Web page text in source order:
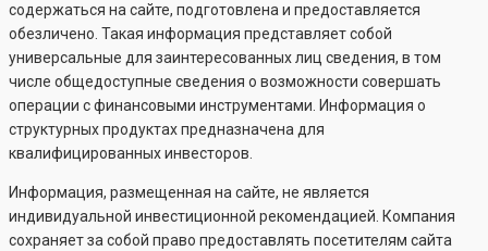
содержаться на сайте, подготовлена и предоставляется
обезличено. Такая информация представляет собой
универсальные для заинтересованных лиц сведения, в том
числе общедоступные сведения о возможности совершать
операции с финансовыми инструментами. Информация о
структурных продуктах предназначена для
квалифицированных инвесторов.
Информация, размещенная на сайте, не является
индивидуальной инвестиционной рекомендацией. Компания
сохраняет за собой право предоставлять посетителям сайта